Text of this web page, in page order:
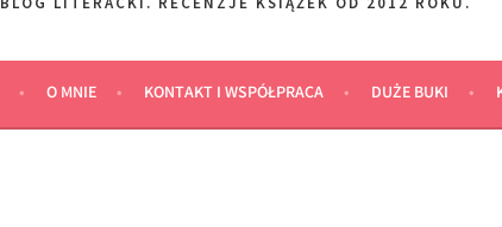
O MNIE KONTAKT I WSPÓŁPRACA DUŻE BUKI